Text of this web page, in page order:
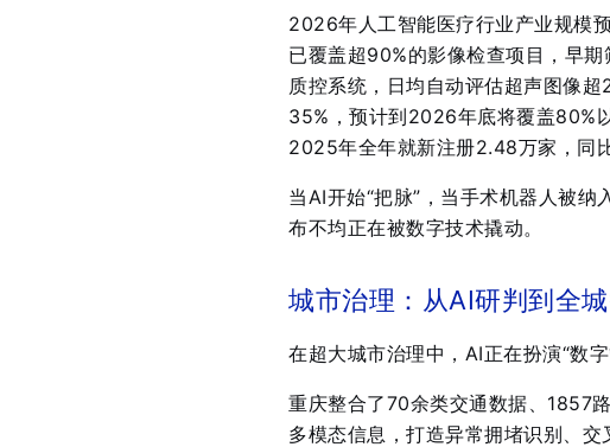
2026年人工智能医疗行业产业规模
已覆盖超90%的影像检查项目，早
质控系统，日均自动评估超声图像超
35%，预计到2026年底将覆盖80%
2025年全年就新注册2.48万家，同
当AI开始“把脉”，当手术机器人被
布不均正在被数字技术撬动。
城市治理：从AI研判到全
在超大城市治理中，AI正在扮演“数字
重庆整合了70余类交通数据、1857
多模态信息，打造异常拥堵识别、